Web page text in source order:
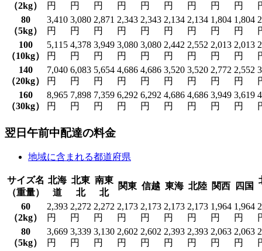
（2kg）
円
円
円
円
円
円
円
円
円
80
（5kg）
3,410
円
3,080
円
2,871
円
2,343
円
2,343
円
2,134
円
2,134
円
1,804
円
1,804
円
100
（10kg）
5,115
円
4,378
円
3,949
円
3,080
円
3,080
円
2,442
円
2,552
円
2,013
円
2,013
円
140
（20kg）
7,040
円
6,083
円
5,654
円
4,686
円
4,686
円
3,520
円
3,520
円
2,772
円
2,552
円
160
（30kg）
8,965
円
7,898
円
7,359
円
6,292
円
6,292
円
4,686
円
4,686
円
3,949
円
3,619
円
翌日午前中配達の料金
地域に含まれる都道府県
サイズ名
（重量）
北海
道
北東
北
南東
北
関東 信越 東海 北陸 関西 四国
60
（2kg）
2,393
円
2,272
円
2,272
円
2,173
円
2,173
円
2,173
円
2,173
円
1,964
円
1,964
円
80
（5kg）
3,669
円
3,339
円
3,130
円
2,602
円
2,602
円
2,393
円
2,393
円
2,063
円
2,063
円